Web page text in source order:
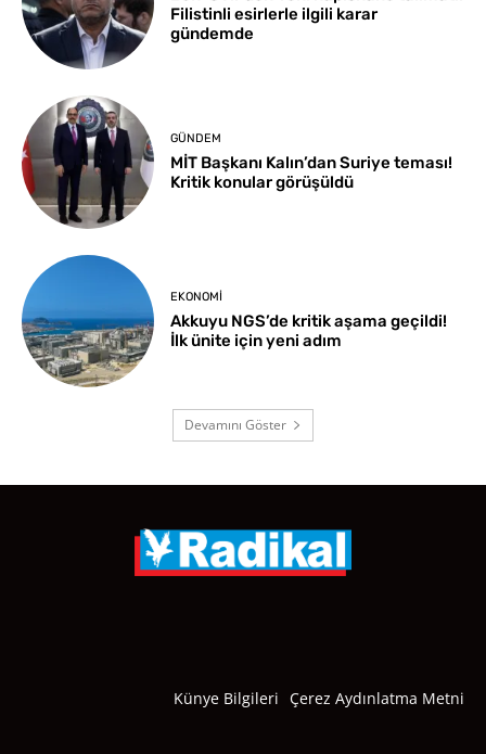
Filistinli esirlerle ilgili karar
gündemde
GÜNDEM
MİT Başkanı Kalın’dan Suriye teması!
Kritik konular görüşüldü
EKONOMI
Akkuyu NGS’de kritik aşama geçildi!
İlk ünite için yeni adım
Devamını Göster
Künye Bilgileri Çerez Aydınlatma Metni